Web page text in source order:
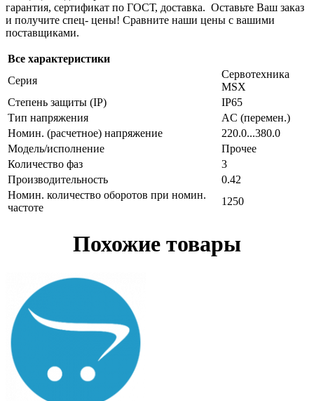
гарантия, сертификат по ГОСТ, доставка. Оставьте Ваш заказ
и получите спец- цены! Сравните наши цены с вашими
поставщиками.
Все характеристики
Серия
Сервотехника
MSX
Степень защиты (IP)
IP65
Тип напряжения
AC (перемен.)
Номин. (расчетное) напряжение
220.0...380.0
Модель/исполнение
Прочее
Количество фаз
3
Производительность
0.42
Номин. количество оборотов при номин.
частоте
1250
Похожие товары